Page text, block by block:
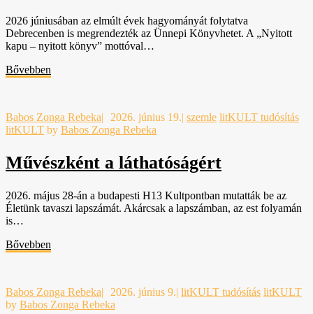
2026 júniusában az elmúlt évek hagyományát folytatva
Debrecenben is megrendezték az Ünnepi Könyvhetet. A „Nyitott
kapu – nyitott könyv” mottóval…
Bővebben
Babos Zonga Rebeka| 2026. június 19.| szemle litKULT tudósítás
litKULT by Babos Zonga Rebeka
Művészként a láthatóságért
2026. május 28-án a budapesti H13 Kultpontban mutatták be az
Életünk tavaszi lapszámát. Akárcsak a lapszámban, az est folyamán
is…
Bővebben
Babos Zonga Rebeka| 2026. június 9.| litKULT tudósítás litKULT
by Babos Zonga Rebeka